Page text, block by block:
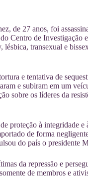
de 27 anos, foi
Centro de Investigação
transexual e
e tentativa de
e subiram em um
sobre os líderes da
proteção à integridade
de forma
do país o presidente
da repressão e
de membros e